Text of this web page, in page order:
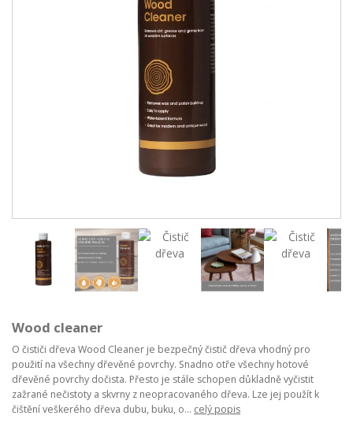
Wood cleaner
O čističi dřeva Wood Cleaner je bezpečný čistič dřeva vhodný pro
použití na všechny dřevěné povrchy. Snadno otře všechny hotové
dřevěné povrchy dočista. Přesto je stále schopen důkladně vyčistit
zažrané nečistoty a skvrny z neopracovaného dřeva. Lze jej použít k
čištění veškerého dřeva dubu, buku, o... celý popis